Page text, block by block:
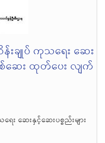
န်းချုပ် ကုသရေး ဆေး
စ်ဆေး ထုတ်ပေး လျက်
း ဆေးနှင့်ဆေးပစ္စည်းများ